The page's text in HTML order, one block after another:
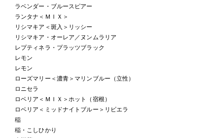
ラベンダー・ブルースピアー
ランタナ＜ＭＩＸ＞
リシマキア＜斑入＞リッシー
リシマキア・オーレア／ヌンムラリア
レプティネラ・プラッツブラック
レモン
レモン
ローズマリー＜濃青＞マリンブルー（立性）
ロニセラ
ロベリア＜ＭＩＸ＞ホット（宿根）
ロベリア＜ミッドナイトブルー＞リビエラ
稲
稲・こしひかり